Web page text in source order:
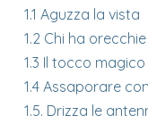
1.1 Aguzza la vista
1.2 Chi ha
1.3 Il tocco magico
1.4 Assaporare
1.5. Drizza le